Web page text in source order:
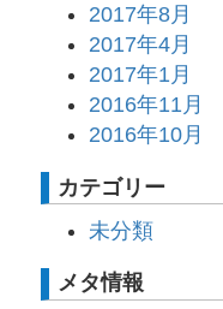
2017年8月
2017年4月
2017年1月
2016年11月
2016年10月
カテゴリー
未分類
メタ情報